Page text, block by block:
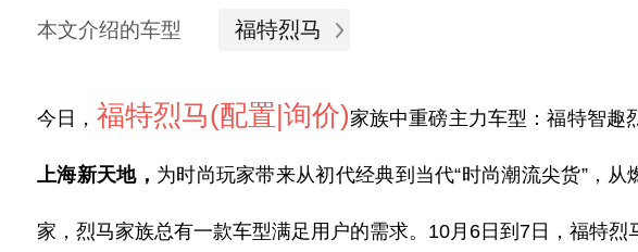
本文介绍的车型 福特烈马
今日， 福特烈马(配置 |询价)家族中重磅主力车型：福特智趣
上海新天地， 为时尚玩家带来从初代经典到当代“时尚潮流尖货”，
家，烈马家族总有一款车型满足用户的需求。 10月 6 日到 7 日，福特烈